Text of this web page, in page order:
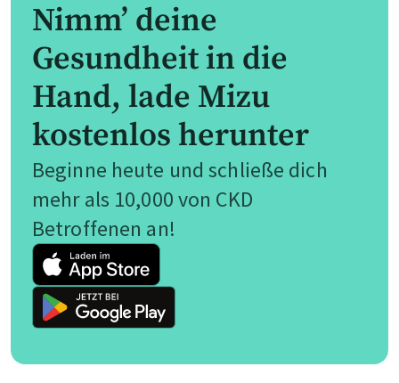
Nimm’ deine
Gesundheit in die
Hand, lade Mizu
kostenlos herunter
Beginne heute und schließe dich
mehr als 10,000 von CKD
Betroffenen an!